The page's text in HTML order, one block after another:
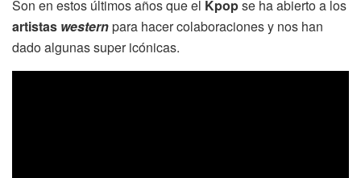
Son en estos últimos años que el Kpopse ha abierto a los
artistas westernpara hacer colaboraciones y nos han
dado algunas super icónicas.